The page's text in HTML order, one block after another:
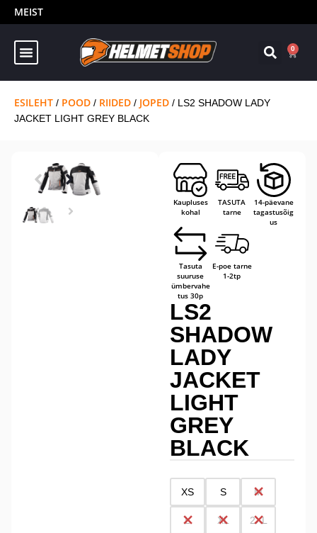
MEIST
0
ESILEHT / POOD / RIIDED / JOPED / LS2 SHADOW LADY
JACKET LIGHT GREY BLACK
Kaupluses
kohal
TASUTA
tarne
14-päevane
tagastusõig
us
Tasuta
suuruse
ümbervahe
tus 30p
E-poe tarne
1-2tp
LS2
SHADOW
LADY
JACKET
LIGHT
GREY
BLACK
XS S M
L XL 2XL